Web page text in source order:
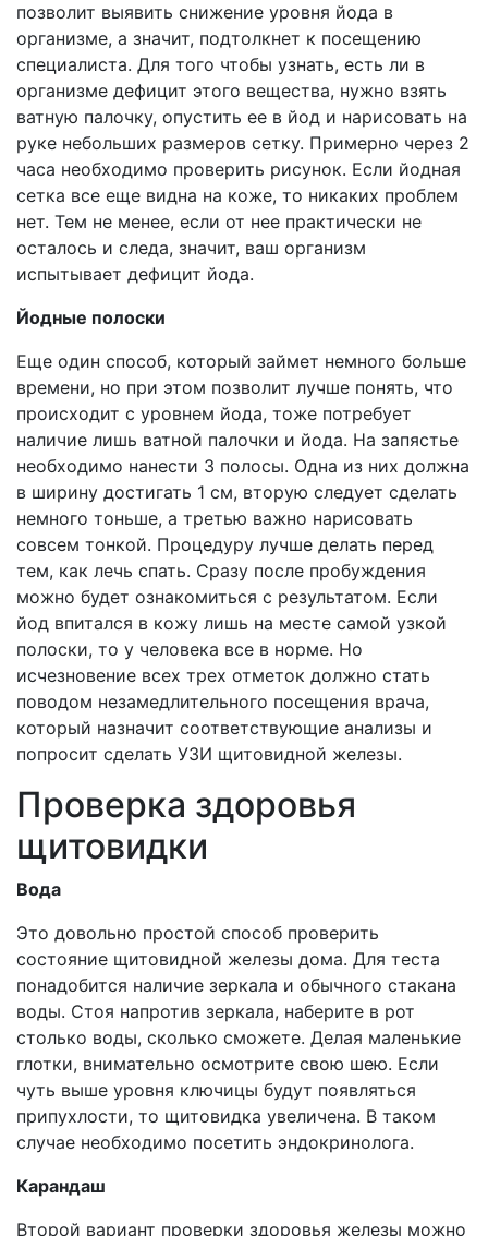
позволит выявить снижение уровня йода в
организме, а значит, подтолкнет к посещению
специалиста. Для того чтобы узнать, есть ли в
организме дефицит этого вещества, нужно взять
ватную палочку, опустить ее в йод и нарисовать на
руке небольших размеров сетку. Примерно через 2
часа необходимо проверить рисунок. Если йодная
сетка все еще видна на коже, то никаких проблем
нет. Тем не менее, если от нее практически не
осталось и следа, значит, ваш организм
испытывает дефицит йода.
Йодные полоски
Еще один способ, который займет немного больше
времени, но при этом позволит лучше понять, что
происходит с уровнем йода, тоже потребует
наличие лишь ватной палочки и йода. На запястье
необходимо нанести 3 полосы. Одна из них должна
в ширину достигать 1 см, вторую следует сделать
немного тоньше, а третью важно нарисовать
совсем тонкой. Процедуру лучше делать перед
тем, как лечь спать. Сразу после пробуждения
можно будет ознакомиться с результатом. Если
йод впитался в кожу лишь на месте самой узкой
полоски, то у человека все в норме. Но
исчезновение всех трех отметок должно стать
поводом незамедлительного посещения врача,
который назначит соответствующие анализы и
попросит сделать УЗИ щитовидной железы.
Проверка здоровья
щитовидки
Вода
Это довольно простой способ проверить
состояние щитовидной железы дома. Для теста
понадобится наличие зеркала и обычного стакана
воды. Стоя напротив зеркала, наберите в рот
столько воды, сколько сможете. Делая маленькие
глотки, внимательно осмотрите свою шею. Если
чуть выше уровня ключицы будут появляться
припухлости, то щитовидка увеличена. В таком
случае необходимо посетить эндокринолога.
Карандаш
Второй вариант проверки здоровья железы можно